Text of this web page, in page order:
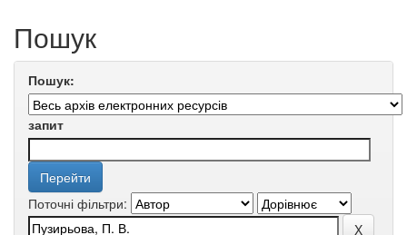
Пошук
Пошук:
запит
Поточні фільтри: